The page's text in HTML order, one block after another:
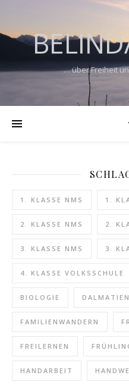
… über Freiheit
1. KLASSE NMS 1.
2. KLASSE NMS 2.
3. KLASSE NMS 3.
4. KLASSE VOLKSSCHULE
BIOLOGIE DALMATIEN
FAMILIENWANDERN
FREILERNEN
HANDARBEIT